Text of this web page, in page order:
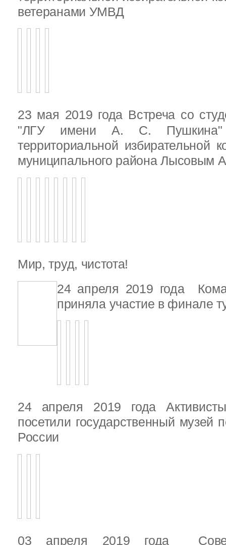
ветеранами УМВД
23 мая 2019 года Встреча со
"ЛГУ имени А. С. Пушкина"
территориальной избирательной
муниципального района Лысовым
Мир, труд, чистота!
24 апреля 2019 года
приняла участие в финале
24 апреля 2019 года
посетили государственный музей
России
03 апреля 2019 года